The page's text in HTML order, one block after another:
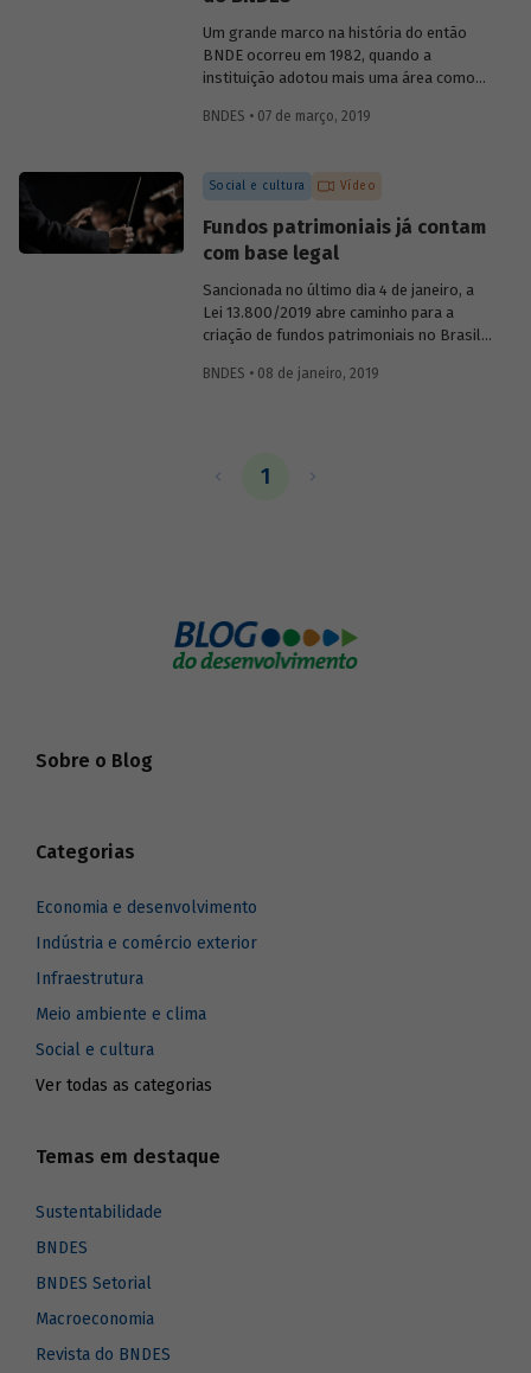
teve o S de "social" incorporado a sua
sigla nos anos 1980.
Um grande marco na história do então
BNDE ocorreu em 1982, quando a
instituição adotou mais uma área como
Banco Nacional de Desenvolvimento
resolveram os problemas sociais, ao
contrário, eles pareciam ter se agravado
no país. Era preciso conciliar
desenvolvimento econômico e
desenvolvimento social. Conheça um
pouco sobre a atuação da instituição na
promoção da inclusão social ao longo de
sua história.
BNDES • 07 de março, 2019
Social e cultura Vídeo
Fundos patrimoniais já contam
com base legal
Sancionada no último dia 4 de janeiro, a
Lei 13.800/2019 abre caminho para a
criação de fundos patrimoniais no Brasil.
trabalho de discussão do tema e
pela chefe do Departamento de Educação
BNDES • 08 de janeiro, 2019
1
Sobre o Blog
Categorias
Economia e desenvolvimento
Indústria e comércio exterior
Infraestrutura
Meio ambiente e clima
Social e cultura
Ver todas as categorias
Temas em destaque
Sustentabilidade
BNDES
BNDES Setorial
Macroeconomia
Revista do BNDES